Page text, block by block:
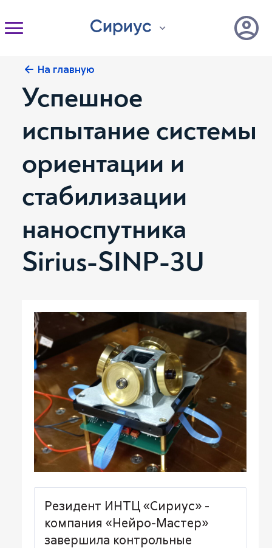
На главную
Успешное
испытание системы
ориентации и
стабилизации
наноспутника
Sirius-SINP-3U
Резидент ИНТЦ «Сириус» -
компания «Нейро-Мастер»
завершила контрольные